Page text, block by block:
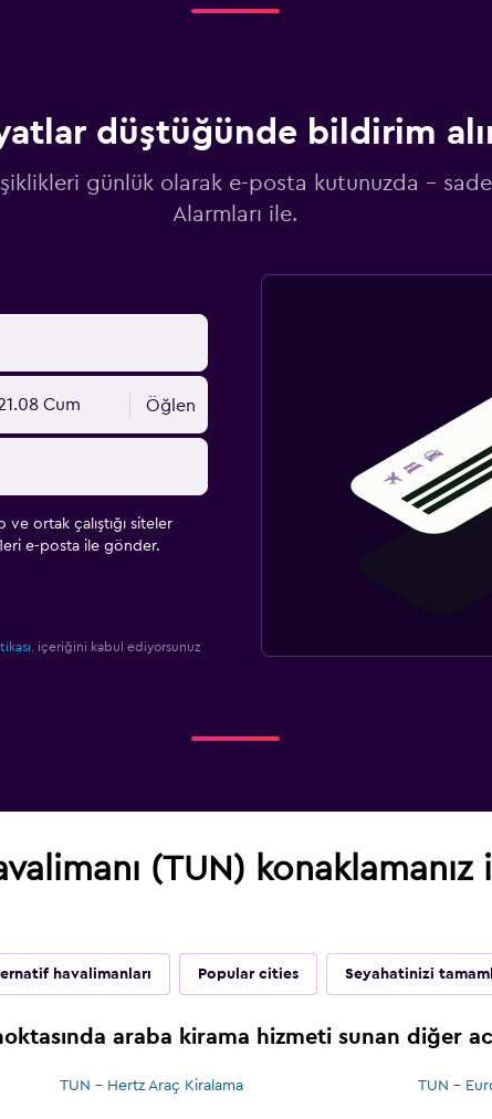
düştüğünde bildirim
günlük olarak e-posta kutunuzda -
Alarmları ile.
Cum Öğlen
ortak çalıştığı siteler
e-posta ile gönder.
içeriğini kabul ediyorsunuz
(TUN)
havalimanları Popular cities Seyahatinizi
araba kirama hizmeti sunan diğer
TUN - Hertz Araç Kiralama TUN -